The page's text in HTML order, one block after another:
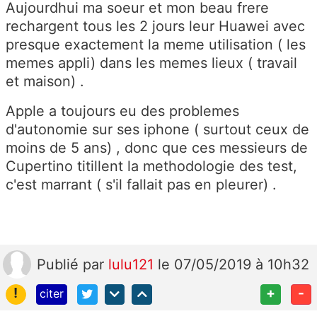
Aujourdhui ma soeur et mon beau frere
rechargent tous les 2 jours leur Huawei avec
presque exactement la meme utilisation ( les
memes appli) dans les memes lieux ( travail
et maison) .
Apple a toujours eu des problemes
d'autonomie sur ses iphone ( surtout ceux de
moins de 5 ans) , donc que ces messieurs de
Cupertino titillent la methodologie des test,
c'est marrant ( s'il fallait pas en pleurer) .
Publié par lulu121 le 07/05/2019 à 10h32
!
citer + -